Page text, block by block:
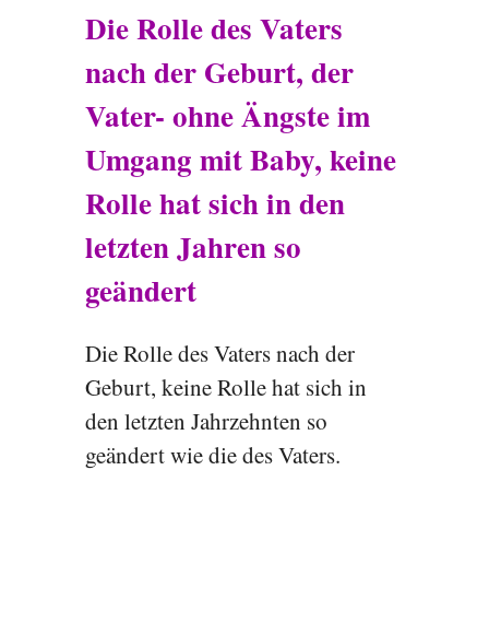
Die Rolle des Vaters
nach der Geburt, der
Vater- ohne Ängste im
Umgang mit Baby, keine
Rolle hat sich in den
letzten Jahren so
geändert
Die Rolle des Vaters nach der
Geburt, keine Rolle hat sich in
den letzten Jahrzehnten so
geändert wie die des Vaters.